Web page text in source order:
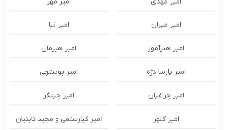
امیر میران امیر نیا
امیر هنرآموز امیر هیرمان
امیر پارسا دژه امیر پوستچی
امیر چراغیان امیر چیتگر
امیر کلهر امیر کیارستمی و مجید ثابتیان